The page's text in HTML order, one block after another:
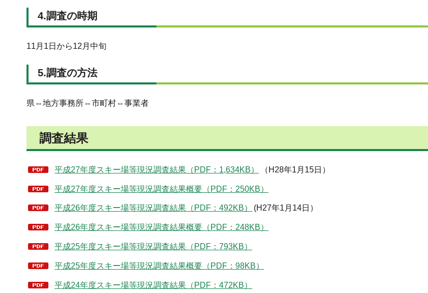
4.調査の時期
11月1日から12月中旬
5.調査の方法
県⇔地方事務所⇔市町村⇔事業者
調査結果
平成27年度スキー場等現況調査結果（PDF：1,634KB） （H28年1月15日）
平成27年度スキー場等現況調査結果概要（PDF：250KB）
平成26年度スキー場等現況調査結果（PDF：492KB） (H27年1月14日）
平成26年度スキー場等現況調査結果概要（PDF：248KB）
平成25年度スキー場等現況調査結果（PDF：793KB）
平成25年度スキー場等現況調査結果概要（PDF：98KB）
平成24年度スキー場等現況調査結果（PDF：472KB）